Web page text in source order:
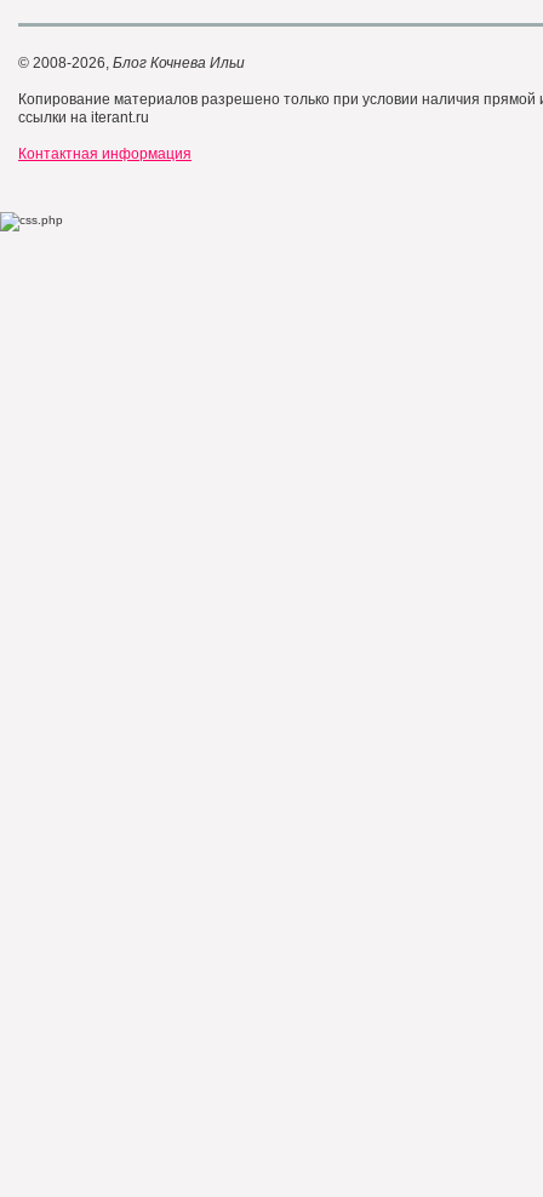
© 2008-2026, Блог Кочнева Ильи
Копирование материалов разрешено только при условии наличия прямой
ссылки на iterant.ru
Контактная информация